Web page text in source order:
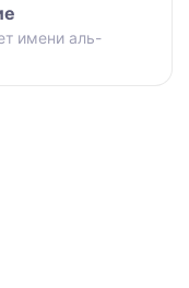
имени аль-